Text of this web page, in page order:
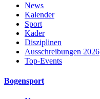
News
Kalender
Sport
Kader
Disziplinen
Ausschreibungen 2026
Top-Events
Bogensport